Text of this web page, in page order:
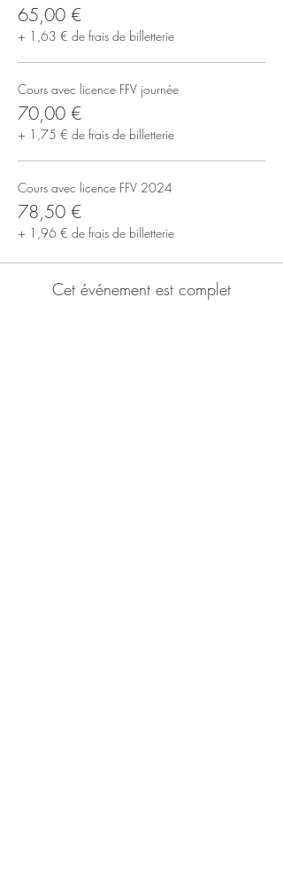
65,00 €
+ 1,63 € de frais de billetterie
Cours avec licence FFV journée
70,00 €
+ 1,75 € de frais de billetterie
Cours avec licence FFV 2024
78,50 €
+ 1,96 € de frais de billetterie
Cet événement est complet